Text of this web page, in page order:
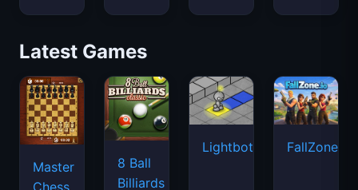
Latest Games
Master
Chess
8 Ball
Billiards
Lightbot FallZone.io